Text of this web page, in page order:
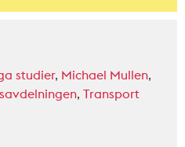
studier, Michael Mullen,
, Transport